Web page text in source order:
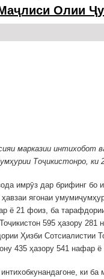
Олии
марказии интихобот
Тоҷикистонро, ки
имрӯз дар брифинг бо
ягонаи
ё 21 фоиз, ба
595 ҳазору
Ҳизби Сотсиалистии
435 ҳазору 541 нафар
ки